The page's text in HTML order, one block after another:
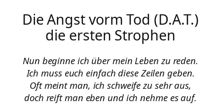
Die Angst vorm Tod (D.A.T.)
die ersten Strophen
Nun beginne ich über mein Leben zu reden.
Ich muss euch einfach diese Zeilen geben.
Oft meint man, ich schweife zu sehr aus,
doch reift man eben und ich nehme es auf.